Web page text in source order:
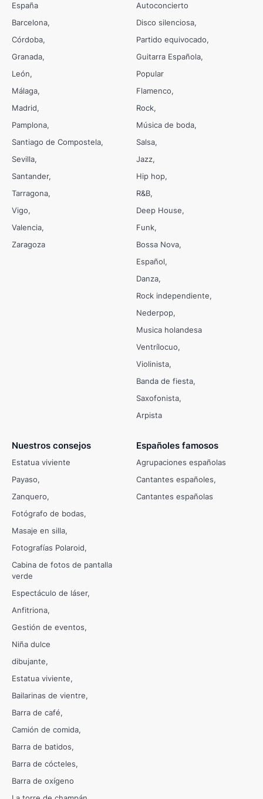
España
Barcelona
Córdoba
Granada
León
Málaga
Madrid
Pamplona
Santiago de Compostela
Sevilla
Santander
Tarragona
Vigo
Valencia
Zaragoza
Autoconcierto
Disco silenciosa
Partido equivocado
Guitarra Española
Popular
Flamenco
Rock
Música de boda
Salsa
Jazz
Hip hop
R&B
Deep House
Funk
Bossa Nova
Español
Danza
Rock independiente
Nederpop
Musica holandesa
Ventrílocuo
Violinista
Banda de fiesta
Saxofonista
Arpista
Nuestros consejos
Estatua viviente
Payaso
Zanquero
Fotógrafo de bodas
Masaje en silla
Fotografías Polaroid
Cabina de fotos de pantalla
verde
Espectáculo de láser
Anfitriona
Gestión de eventos
Niña dulce
dibujante
Estatua viviente
Bailarinas de vientre
Barra de café
Camión de comida
Barra de batidos
Barra de cócteles
Barra de oxígeno
Españoles famosos
Agrupaciones españolas
Cantantes españoles
Cantantes españolas